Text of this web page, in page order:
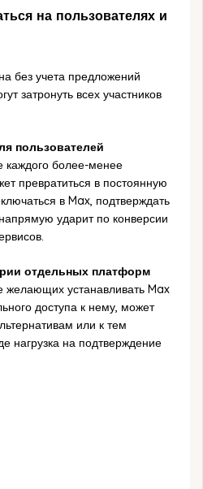
на пользователях и
без учета предложений
затронуть всех участников
пользователей
каждого более-менее
превратиться в постоянную
в Max, подтверждать
ударит по конверсии
отдельных платформ
желающих устанавливать Max
доступа к нему, может
или к тем
нагрузка на подтверждение